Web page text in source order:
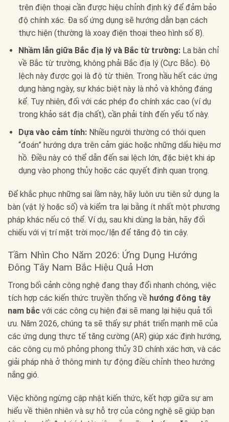
trên điện thoại cần được hiệu chỉnh định kỳ để đảm bảo
độ chính xác. Đa số ứng dụng sẽ hướng dẫn bạn cách
thực hiện (thường là xoay điện thoại theo hình số 8).
Nhầm lẫn giữa Bắc địa lý và Bắc từ trường:La bàn chỉ
về Bắc từ trường, không phải Bắc địa lý (Cực Bắc). Độ
lệch này được gọi là độ từ thiên. Trong hầu hết các ứng
dụng hàng ngày, sự khác biệt này là nhỏ và không đáng
kể. Tuy nhiên, đối với các phép đo chính xác cao (ví dụ
trong khảo sát địa chất), cần phải tính đến yếu tố này.
Dựa vào cảm tính:Nhiều người thường có thói quen
“đoán” hướng dựa trên cảm giác hoặc những dấu hiệu mơ
hồ. Điều này có thể dẫn đến sai lệch lớn, đặc biệt khi áp
dụng vào phong thủy hoặc các quyết định quan trọng.
Để khắc phục những sai lầm này, hãy luôn ưu tiên sử dụng la
bàn (vật lý hoặc số) và kiểm tra lại bằng ít nhất một phương
pháp khác nếu có thể. Ví dụ, sau khi dùng la bàn, hãy đối
chiếu với vị trí mặt trời mọc/lặn để tăng độ tin cậy.
Tầm Nhìn Cho Năm 2026: Ứng Dụng Hướng
Đông Tây Nam Bắc Hiệu Quả Hơn
Trong bối cảnh công nghệ đang thay đổi nhanh chóng, việc
tích hợp các kiến thức truyền thống về hướng đông tây
nam bắc với các công cụ hiện đại sẽ mang lại hiệu quả tối
ưu. Năm 2026, chúng ta sẽ thấy sự phát triển mạnh mẽ của
các ứng dụng thực tế tăng cường (AR) giúp xác định hướng,
các công cụ mô phỏng phong thủy 3D chính xác hơn, và các
giải pháp nhà ở thông minh tự động điều chỉnh theo hướng
nắng gió.
Việc không ngừng cập nhật kiến thức, kết hợp giữa sự am
hiểu về thiên nhiên và sự hỗ trợ của công nghệ sẽ giúp bạn